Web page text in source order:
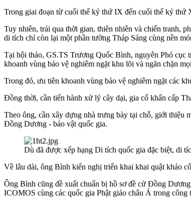
Trong giai đoạn từ cuối thế kỷ thứ IX đến cuối thế kỷ thứ
Tuy nhiên, trải qua thời gian, thiên nhiên và chiến tranh,
di tích chỉ còn lại một phần tường Tháp Sáng cùng nền
Tại hội thảo, GS.TS Trương Quốc Bình, nguyên Phó cục
khoanh vùng bảo vệ nghiêm ngặt khu lõi và ngăn chặn
Trong đó, ưu tiên khoanh vùng bảo vệ nghiêm ngặt các
Đồng thời, cần tiến hành xử lý cây dại, gia cố khẩn cấp
Theo ông, cần xây dựng nhà trưng bày tại chỗ, giới
Đồng Dương - bảo vật quốc gia.
Dù đã được xếp hạng Di tích quốc gia đặc biệt, di
Về lâu dài, ông Bình kiến nghị triển khai khai quật khảo
Ông Bình cũng đề xuất chuẩn bị hồ sơ đề cử Đồng
ICOMOS cùng các quốc gia Phật giáo châu Á trong công